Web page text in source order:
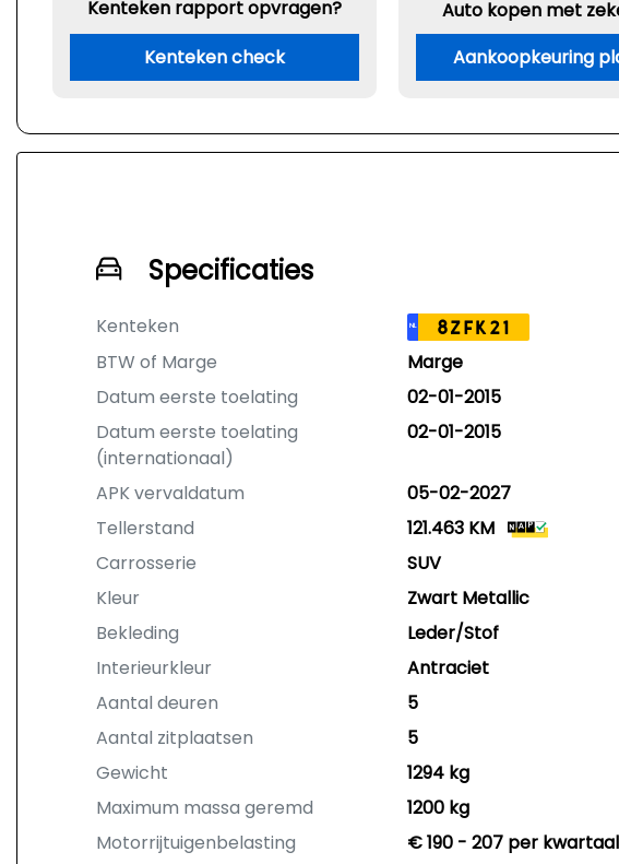
Kenteken rapport opvragen?
Kenteken check
Auto kopen met
Aankoopkeuring
Specificaties
Kenteken NL 8ZFK21
BTW of Marge
Marge
Datum eerste toelating
02-01-2015
Datum eerste toelating
(internationaal)
02-01-2015
APK vervaldatum
05-02-2027
Tellerstand
121.463 KM
Carrosserie
SUV
Kleur
Zwart Metallic
Bekleding
Leder/Stof
Interieurkleur
Antraciet
Aantal deuren
5
Aantal zitplaatsen
5
Gewicht
1294 kg
Maximum massa geremd
1200 kg
Motorrijtuigenbelasting
€ 190 - 207 per kwartaal